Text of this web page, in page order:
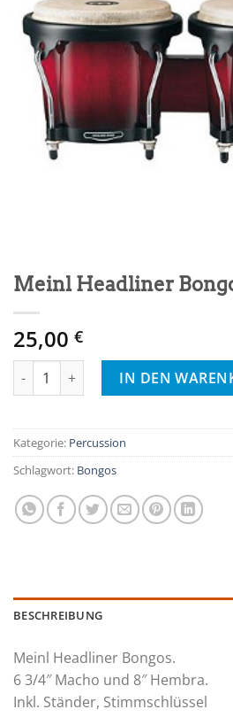
Meinl Headliner
25,00 €
Meinl Headliner Bongos Menge
IN DEN
Kategorie: Percussion
Schlagwort: Bongos
BESCHREIBUNG
Meinl Headliner Bongos.
6 3/4″ Macho und 8″ Hembra.
Inkl. Ständer, Stimmschlüssel